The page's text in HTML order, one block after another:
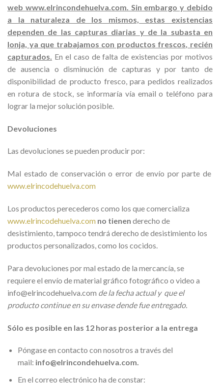
web www.elrincondehuelva.com. Sin embargo y debido
a la naturaleza de los mismos, estas existencias
dependen de las capturas diarias y de la subasta en
lonja, ya que trabajamos con productos frescos, recién
capturados. En el caso de falta de existencias por motivos
de ausencia o disminución de capturas y por tanto de
disponibilidad de producto fresco, para pedidos realizados
en rotura de stock, se informaría vía email o teléfono para
lograr la mejor solución posible.
Devoluciones
Las devoluciones se pueden producir por:
Mal estado de conservación o error de envío por parte de
www.elrincodehuelva.com
Los productos perecederos como los que comercializa
www.elrincodehuelva.com no tienen derecho de
desistimiento, tampoco tendrá derecho de desistimiento los
productos personalizados, como los cocidos.
Para devoluciones por mal estado de la mercancía, se
requiere el envío de material gráfico fotográfico o video a
info@elrincodehuelva.com de la fecha actual y que el
producto continue en su envase dende fue entregado.
Sólo es posible en las 12 horas posterior a la entrega
Póngase en contacto con nosotros a través del
mail: info@elrincondehuelva.com.
En el correo electrónico ha de constar: